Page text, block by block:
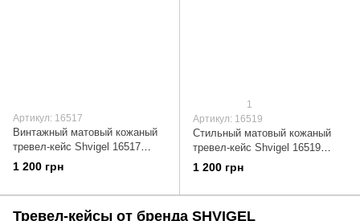
Артикул: 16517
Винтажный матовый кожаный
тревел-кейс Shvigel 16517
Коричневый
1 200 грн
1
Артикул: 16519
Стильный матовый кожаный
тревел-кейс Shvigel 16519
Красный
1 200 грн
Тревел-кейсы от бренда SHVIGEL